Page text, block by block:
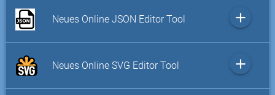
Neues Online JSON Editor Tool add
Neues Online SVG Editor Tool add